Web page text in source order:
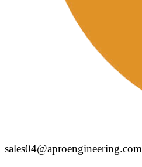
sales04@aproengineering.com